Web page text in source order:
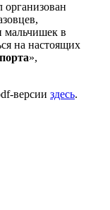
в
на настоящих
»,
версии здесь.